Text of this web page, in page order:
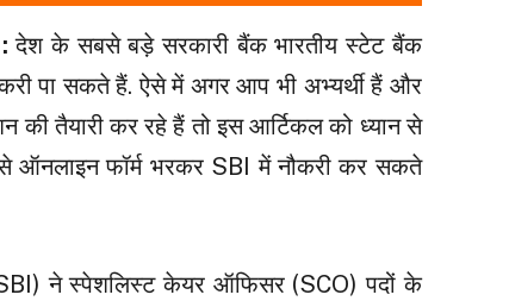
:देश के सबसे बड़े सरकारी बैंक भारतीय स्टेट बैंक
पा सकते हैं. ऐसे में अगर आप भी अभ्यर्थी हैं और
तैयारी कर रहे हैं तो इस आर्टिकल को ध्यान से
ऑनलाइन फॉर्म भरकर SBI में नौकरी कर सकते
ने स्पेशलिस्ट केयर ऑफिसर (SCO) पदों के